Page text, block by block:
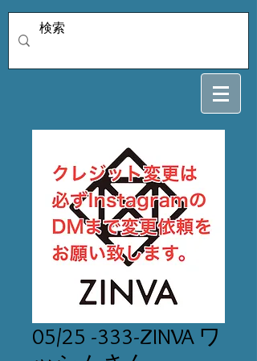
05/25 -333-ZINVA ワ